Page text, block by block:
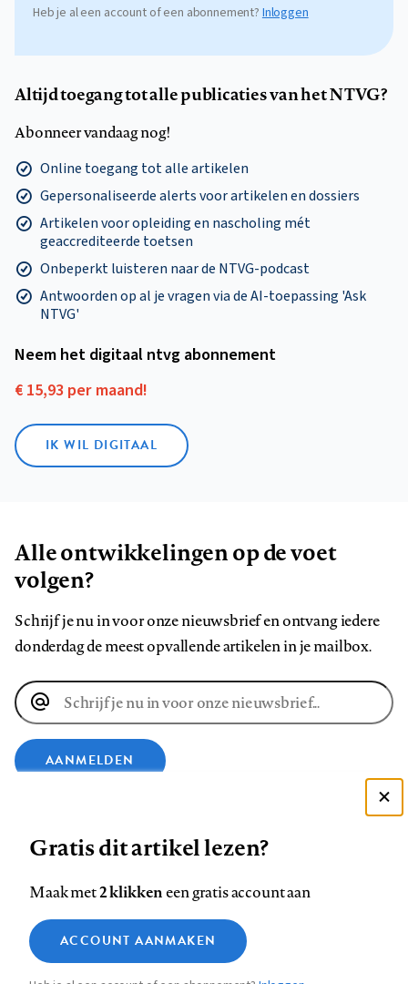
Heb je al een account of een abonnement?Inloggen
Altijd toegang tot alle publicaties van het NTVG?
Abonneer vandaag nog!
Online toegang tot alle artikelen
Gepersonaliseerde alerts voor artikelen en dossiers
Artikelen voor opleiding en nascholing mét
geaccrediteerde toetsen
Onbeperkt luisteren naar de NTVG-podcast
Antwoorden op al je vragen via de AI-toepassing 'Ask
NTVG'
Neem het digitaal ntvg abonnement
€ 15,93 per maand!
IK WIL DIGITAAL
Alle ontwikkelingen op de voet
volgen?
Schrijf je nu in voor onze nieuwsbrief en ontvang iedere
donderdag de meest opvallende artikelen in je mailbox.
E-
mailadres
AANMELDEN
op
Facebook
op
LinkedIn
op
Bluesky
ons
op
InstagramYouTube
Footer
Contact Colofon Disclaimer Privacy
Medische vragen verdienen
betrouwbare antwoorden
Gratis dit artikel lezen?
Maak met2 klikkeneen gratis account aan
ACCOUNT AANMAKEN
Zie onze cookie policy
Analytische cookies